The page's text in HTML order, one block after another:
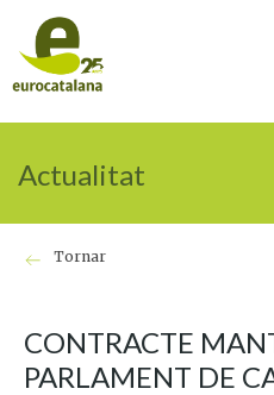
Actualitat
Tornar
CONTRACTE
PARLAMENT DE